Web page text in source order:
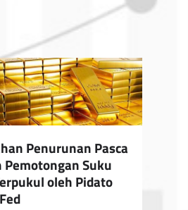
Penurunan Pasca
Pemotongan Suku
oleh Pidato